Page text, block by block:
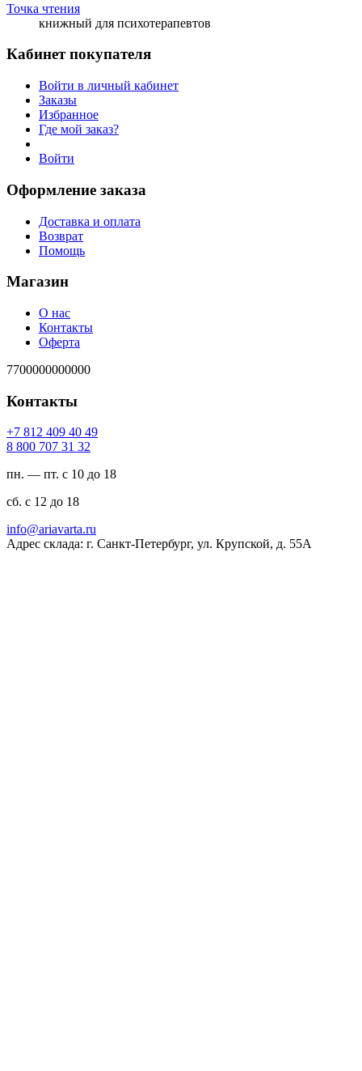
Точка чтения
книжный для психотерапевтов
Кабинет покупателя
Войти в личный кабинет
Заказы
Избранное
Где мой заказ?
Войти
Оформление заказа
Доставка и оплата
Возврат
Помощь
Магазин
О нас
Контакты
Оферта
7700000000000
Контакты
94 04 904 218 7+
23 13 707 008 8
пн. — пт. с 10 до 18
сб. с 12 до 18
ur.atravaira@ofni
Адрес склада: г. Санкт-Петербург, ул. Крупской, д. 55А